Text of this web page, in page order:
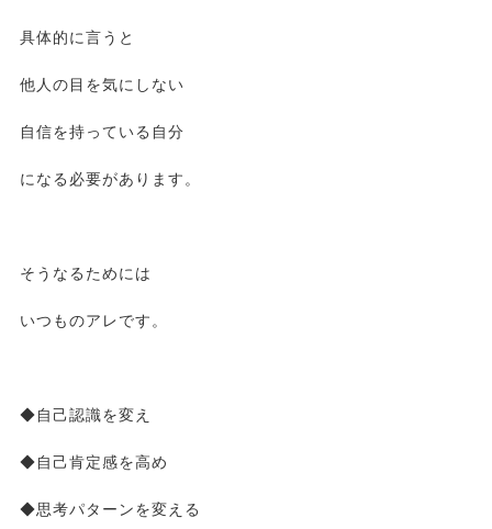
具体的に言うと
他人の目を気にしない
自信を持っている自分
になる必要があります。
そうなるためには
いつものアレです。
◆自己認識を変え
◆自己肯定感を高め
◆思考パターンを変える